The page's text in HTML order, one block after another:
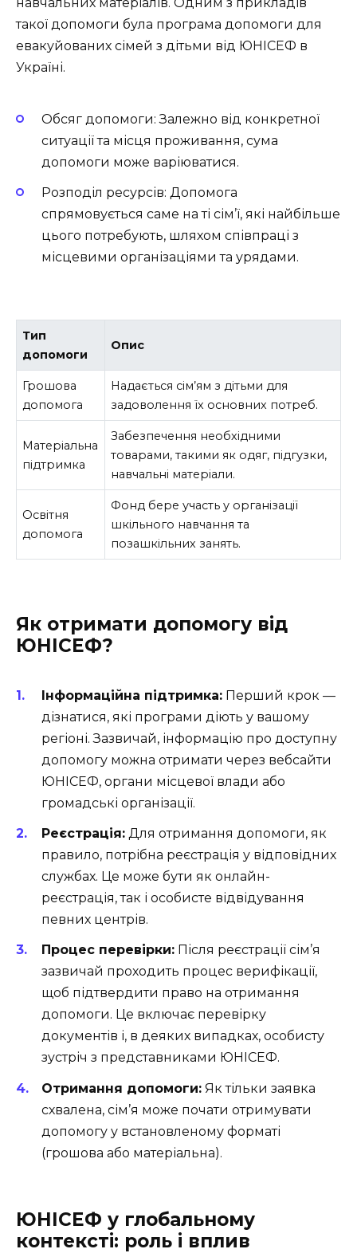
такої допомоги була програма допомоги для
евакуйованих сімей з дітьми від ЮНІСЕФ в
Україні.
Обсяг допомоги: Залежно від конкретної
ситуації та місця проживання, сума
допомоги може варіюватися.
Розподіл ресурсів: Допомога
спрямовується саме на ті сім’ї, які найбільше
цього потребують, шляхом співпраці з
місцевими організаціями та урядами.
Тип
допомоги
Опис
Грошова
допомога
Надається сім’ям з дітьми для
задоволення їх основних потреб.
Матеріальна
підтримка
Забезпечення необхідними
товарами, такими як одяг, підгузки,
навчальні матеріали.
Освітня
допомога
Фонд бере участь у організації
шкільного навчання та
позашкільних занять.
Як отримати допомогу від
ЮНІСЕФ?
Інформаційна підтримка: Перший крок —
дізнатися, які програми діють у вашому
регіоні. Зазвичай, інформацію про доступну
допомогу можна отримати через вебсайти
ЮНІСЕФ, органи місцевої влади або
громадські організації.
Реєстрація: Для отримання допомоги, як
правило, потрібна реєстрація у відповідних
службах. Це може бути як онлайн-
реєстрація, так і особисте відвідування
певних центрів.
Процес перевірки: Після реєстрації сім’я
зазвичай проходить процес верифікації,
щоб підтвердити право на отримання
допомоги. Це включає перевірку
документів і, в деяких випадках, особисту
зустріч з представниками ЮНІСЕФ.
Отримання допомоги: Як тільки заявка
схвалена, сім’я може почати отримувати
допомогу у встановленому форматі
(грошова або матеріальна).
ЮНІСЕФ у глобальному
контексті: роль і вплив